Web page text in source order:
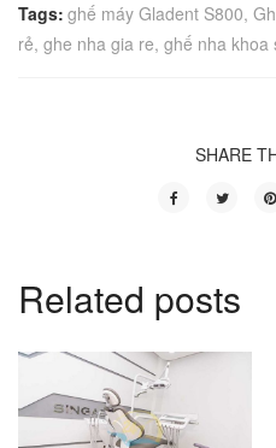
Tags: ghế máy Gladent S800,
rẻ, ghe nha gia re, ghế nha khoa
SHARE
Related posts